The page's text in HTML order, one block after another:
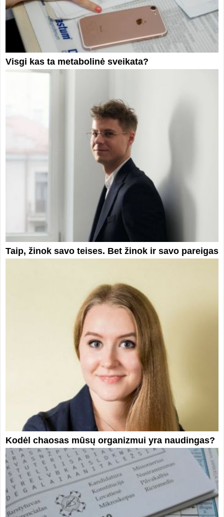
Visgi kas ta metabolinė sveikata?
Taip, žinok savo teises. Bet žinok ir savo pareigas
Kodėl chaosas mūsų organizmui yra naudingas?